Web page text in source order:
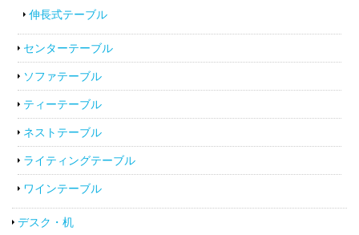
伸長式テーブル
センターテーブル
ソファテーブル
ティーテーブル
ネストテーブル
ライティングテーブル
ワインテーブル
デスク・机